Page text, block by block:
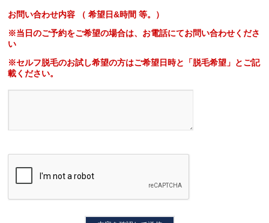
お問い合わせ内容 （ 希望日&時間 等。）
※当日のご予約をご希望の場合は、お電話にてお問い合わせくださ
い
※セルフ脱毛のお試し希望の方はご希望日時と「脱毛希望」とご記
載ください。